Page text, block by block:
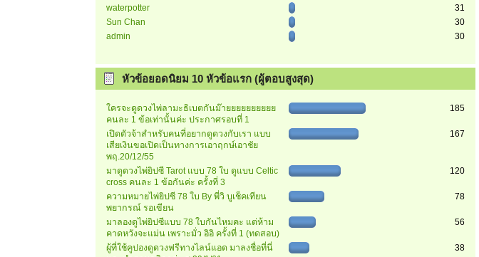
waterpotter
31
Sun Chan
30
admin
30
หัวข้อยอดนิยม 10 หัวข้อแรก (ผู้ตอบสูงสุด)
ใครจะดูดวงไพ่ลามะธิเบตกันม๊ายยยยยยยยยย
คนละ 1 ข้อเท่านั้นค่ะ ประกาศรอบที่ 1
185
เปิดตัวจ้าสำหรับคนที่อยากดูดวงกับเรา แบบ
เสียเงินขอเปิดเป็นทางการเอาฤกษ์เอาชัย
พฤ.20/12/55
167
มาดูดวงไพ่ยิปซี Tarot แบบ 78 ใบ ดูแบบ Celtic
cross คนละ 1 ข้อกันค่ะ ครั้งที่ 3
120
ความหมายไพ่ยิปซี 78 ใบ By พี่วิ บูเช็คเทียน
พยากรณ์ รอเขียน
78
มาลองดูไพ่ยิปซีแบบ 78 ใบกันไหมคะ แต่ห้าม
คาดหวังจะแม่น เพราะมั่ว อิอิ ครั้งที่ 1 (ทดสอบ)
56
ผู้ที่ใช้คูปองดูดวงฟรีทางไลน์แอด มาลงชื่อที่นี่
38